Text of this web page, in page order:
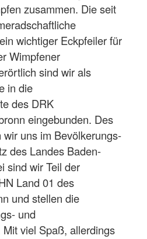
zusammen. Die seit
wichtiger Eckpfeiler für
Wimpfener
sind wir als
in die
des DRK
eingebunden. Des
uns im Bevölkerungs-
des Landes Baden-
sind wir Teil der
Land 01 des
und stellen die
und
viel Spaß, allerdings